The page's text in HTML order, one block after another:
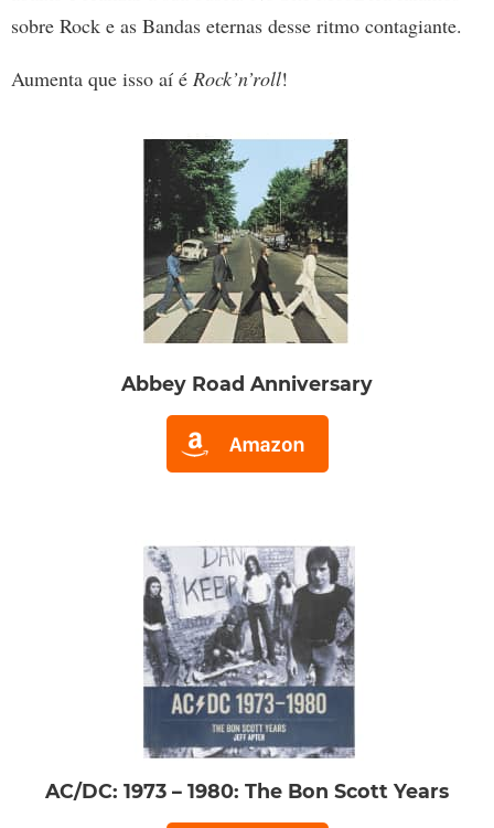
sobre Rock e as Bandas eternas desse ritmo contagiante.
Aumenta que isso aí é Rock’n’roll!
Abbey Road Anniversary
AC/DC: 1973 – 1980: The Bon Scott Years